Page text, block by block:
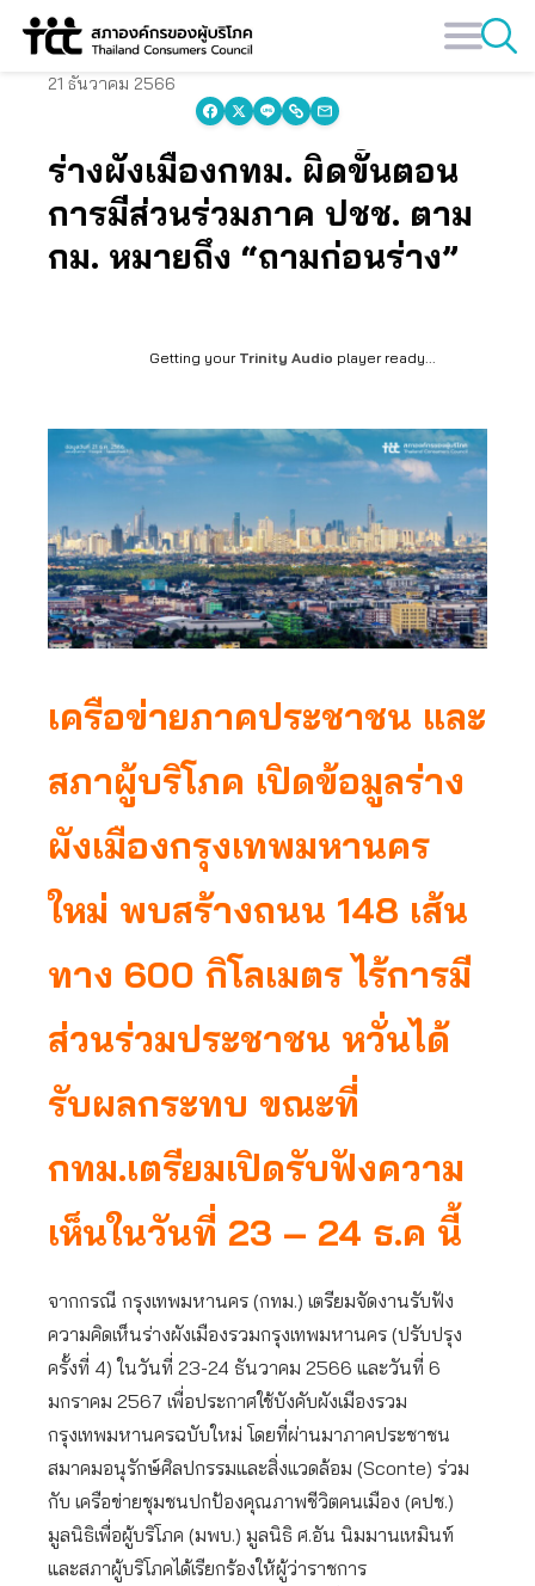
Skip
21 ธันวาคม 2566
ร่างผังเมืองกทม. ผิดขั้นตอน
การมีส่วนร่วมภาค ปชช. ตาม
กม. หมายถึง “ถามก่อนร่าง”
Getting your Trinity Audio player ready...
เครือข่ายภาคประชาชน และ
สภาผู้บริโภค เปิดข้อมูลร่าง
ผังเมืองกรุงเทพมหานคร
ใหม่ พบสร้างถนน 148 เส้น
ทาง 600 กิโลเมตร ไร้การมี
ส่วนร่วมประชาชน หวั่นได้
รับผลกระทบ ขณะที่
กทม.เตรียมเปิดรับฟังความ
เห็นในวันที่ 23 – 24 ธ.ค นี้
จากกรณี กรุงเทพมหานคร (กทม.) เตรียมจัดงานรับฟัง
ความคิดเห็นร่างผังเมืองรวมกรุงเทพมหานคร (ปรับปรุง
ครั้งที่ 4) ในวันที่ 23-24 ธันวาคม 2566 และวันที่ 6
มกราคม 2567 เพื่อประกาศใช้บังคับผังเมืองรวม
กรุงเทพมหานครฉบับใหม่ โดยที่ผ่านมาภาคประชาชน
สมาคมอนุรักษ์ศิลปกรรมและสิ่งแวดล้อม (Sconte) ร่วม
กับ เครือข่ายชุมชนปกป้องคุณภาพชีวิตคนเมือง (คปช.)
มูลนิธิเพื่อผู้บริโภค (มพบ.) มูลนิธิ ศ.อัน นิมมานเหมินท์
และสภาผู้บริโภคได้เรียกร้องให้ผู้ว่าราชการ